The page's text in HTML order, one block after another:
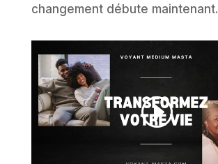
changement débute maintenant.